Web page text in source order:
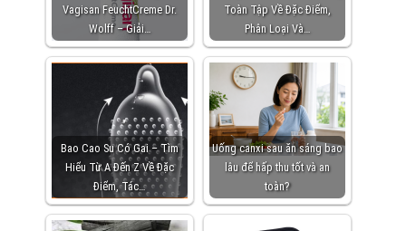
Vagisan FeuchtCreme Dr.
Wolff – Giải…
Toàn Tập Về Đặc Điểm,
Phân Loại Và…
Bao Cao Su Có Gai – Tìm
Hiểu Từ A Đến Z Về Đặc
Điểm, Tác…
Uống canxi sau ăn sáng bao
lâu để hấp thu tốt và an
toàn?